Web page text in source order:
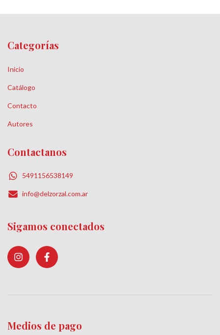
Categorías
Inicio
Catálogo
Contacto
Autores
Contactanos
5491156538149
info@delzorzal.com.ar
Sigamos conectados
Medios de pago